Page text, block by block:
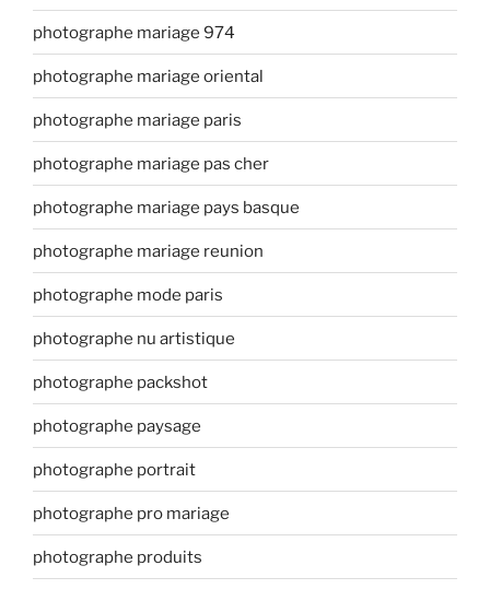
photographe mariage 974
photographe mariage oriental
photographe mariage paris
photographe mariage pas cher
photographe mariage pays basque
photographe mariage reunion
photographe mode paris
photographe nu artistique
photographe packshot
photographe paysage
photographe portrait
photographe pro mariage
photographe produits